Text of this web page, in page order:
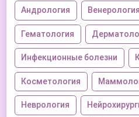
Андрология Венерология
Гематология
Инфекционные болезни
Косметология
Неврология